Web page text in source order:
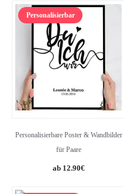
Personalisierbar
Personalisierbare Poster & Wandbilder
für Paare
12.90€